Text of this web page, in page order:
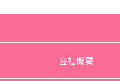
会社概要